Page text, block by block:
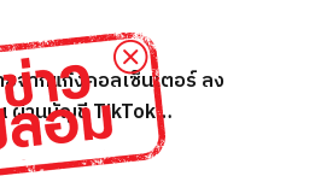
จากแก๊งคอลเซ็นเตอร์ ลง
ผ่านบัญชี TikTok